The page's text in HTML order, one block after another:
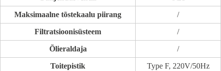
Maksimaalne tõstekaalu piirang /
Filtratsioonisüsteem /
Õlieraldaja /
Toitepistik Type F, 220V/50Hz